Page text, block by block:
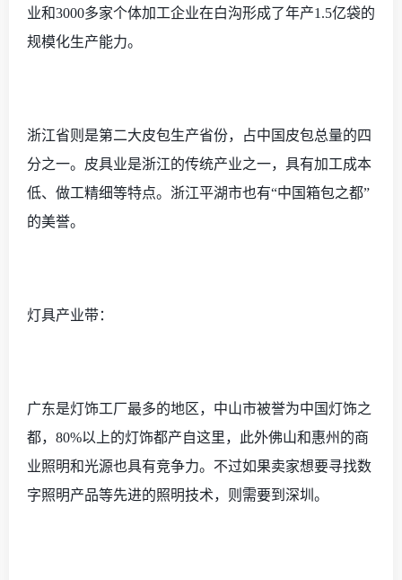
业和3000多家个体加工企业在白沟形成了年产1.5亿袋的
规模化生产能力。
浙江省则是第二大皮包生产省份，占中国皮包总量的四
分之一。皮具业是浙江的传统产业之一，具有加工成本
低、做工精细等特点。浙江平湖市也有“中国箱包之都”
的美誉。
灯具产业带：
广东是灯饰工厂最多的地区，中山市被誉为中国灯饰之
都， 80%以上的灯饰都产自这里，此外佛山和惠州的商
业照明和光源也具有竞争力。不过如果卖家想要寻找数
字照明产品等先进的照明技术，则需要到深圳。